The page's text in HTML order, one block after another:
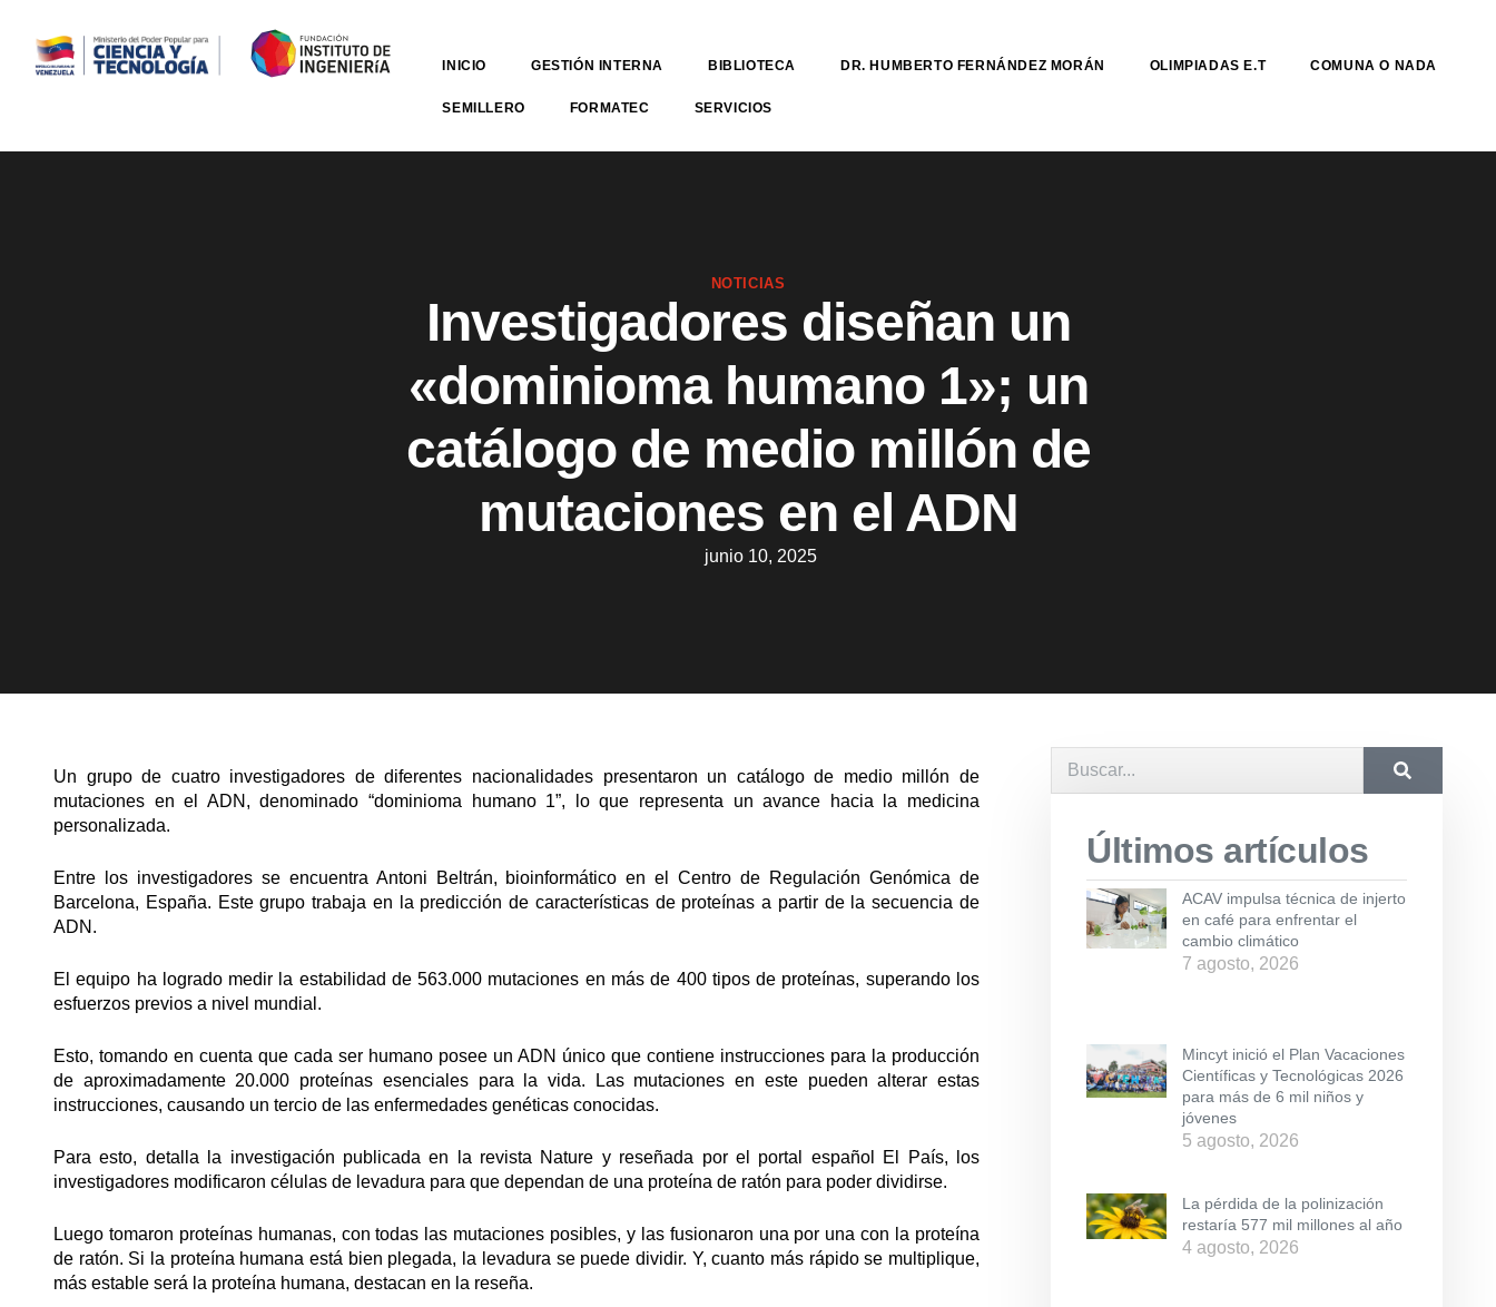
INICIO GESTIÓN INTERNA BIBLIOTECA DR. HUMBERTO FERNÁNDEZ MORÁN OLIMPIADAS E.T COMUNA O NADA
SEMILLERO FORMATEC SERVICIOS
NOTICIAS
Investigadores diseñan un
«dominioma humano 1»; un
catálogo de medio millón de
mutaciones en el ADN
junio 10, 2025
Un grupo de cuatro investigadores de diferentes nacionalidades presentaron un catálogo de medio millón de
mutaciones en el ADN, denominado “dominioma humano 1”, lo que representa un avance hacia la medicina
personalizada.
Entre los investigadores se encuentra Antoni Beltrán, bioinformático en el Centro de Regulación Genómica de
Barcelona, España. Este grupo trabaja en la predicción de características de proteínas a partir de la secuencia de
ADN.
El equipo ha logrado medir la estabilidad de 563.000 mutaciones en más de 400 tipos de proteínas, superando los
esfuerzos previos a nivel mundial.
Esto, tomando en cuenta que cada ser humano posee un ADN único que contiene instrucciones para la producción
de aproximadamente 20.000 proteínas esenciales para la vida. Las mutaciones en este pueden alterar estas
instrucciones, causando un tercio de las enfermedades genéticas conocidas.
Para esto, detalla la investigación publicada en la revista Nature y reseñada por el portal español El País, los
investigadores modificaron células de levadura para que dependan de una proteína de ratón para poder dividirse.
Luego tomaron proteínas humanas, con todas las mutaciones posibles, y las fusionaron una por una con la proteína
de ratón. Si la proteína humana está bien plegada, la levadura se puede dividir. Y, cuanto más rápido se multiplique,
más estable será la proteína humana, destacan en la reseña.
Últimos artículos
ACAV impulsa técnica de injerto
en café para enfrentar el
cambio climático
7 agosto, 2026
Mincyt inició el Plan Vacaciones
Científicas y Tecnológicas 2026
para más de 6 mil niños y
jóvenes
5 agosto, 2026
La pérdida de la polinización
restaría 577 mil millones al año
4 agosto, 2026